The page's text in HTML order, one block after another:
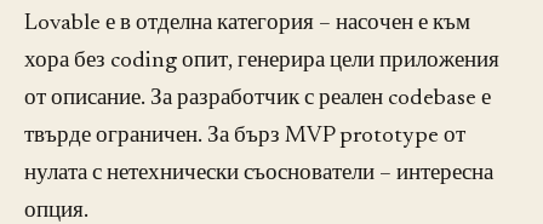
Lovable е в отделна категория – насочен е към
хора без coding опит, генерира цели приложения
от описание. За разработчик с реален codebase е
твърде ограничен. За бърз MVP prototype от
нулата с нетехнически съоснователи – интересна
опция.